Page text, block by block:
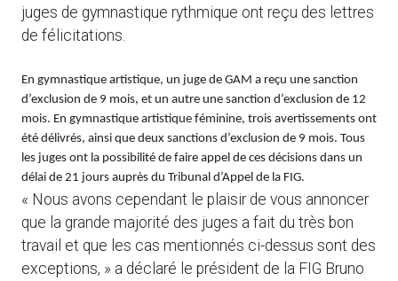
juges de gymnastique rythmique ont reçu des lettres
de félicitations.
En gymnastique artistique, un juge de GAM a reçu une sanction
d’exclusion de 9 mois, et un autre une sanction d’exclusion de 12
mois. En gymnastique artistique féminine, trois avertissements ont
été délivrés, ainsi que deux sanctions d’exclusion de 9 mois. Tous
les juges ont la possibilité de faire appel de ces décisions dans un
délai de 21 jours auprès du Tribunal d’Appel de la FIG.
« Nous avons cependant le plaisir de vous annoncer
que la grande majorité des juges a fait du très bon
travail et que les cas mentionnés ci-dessus sont des
exceptions, » a déclaré le président de la FIG Bruno